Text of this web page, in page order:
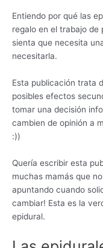
Entiendo por qué las
regalo en el trabajo
sienta que necesita
necesitarla.
Esta publicación trata
posibles efectos
tomar una decisión
cambien de opinión a
:))
Quería escribir esta
muchas mamás que
apuntando cuando
cambiar! Esta es la
epidural.